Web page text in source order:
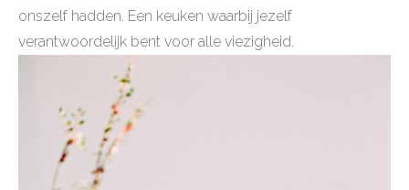
onszelf hadden. Een keuken waarbij jezelf
verantwoordelijk bent voor alle viezigheid.